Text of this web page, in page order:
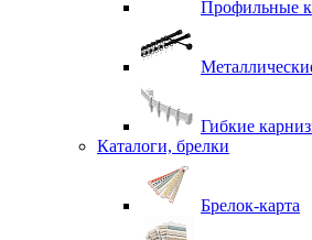
Профильные
Гибкие
Каталоги, брелки
Брелок-карта